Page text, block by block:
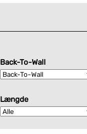
Back-To-Wall
Længde